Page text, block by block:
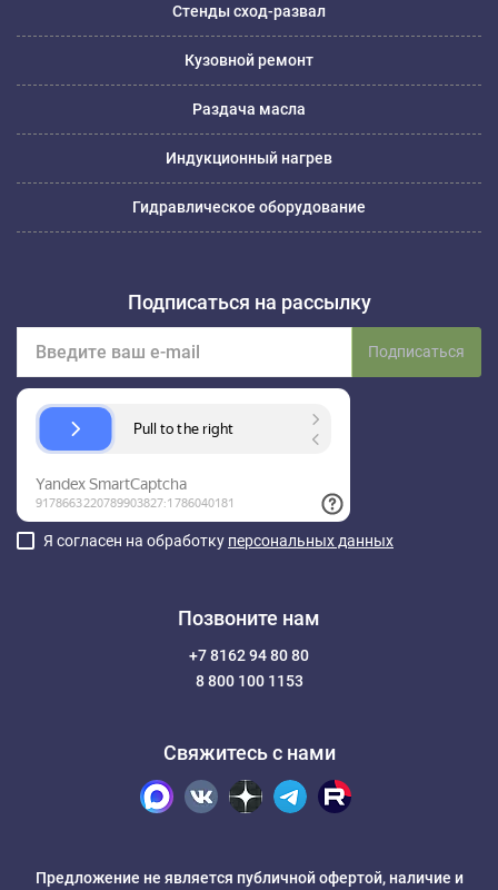
Стенды сход-развал
Кузовной ремонт
Раздача масла
Индукционный нагрев
Гидравлическое оборудование
Подписаться на рассылку
Подписаться
Я согласен на обработку персональных данных
Позвоните нам
+7 8162 94 80 80
8 800 100 1153
Свяжитесь с нами
Предложение не является публичной офертой, наличие и